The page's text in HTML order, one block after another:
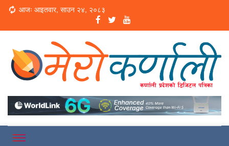
Loading...
आजः आइतवार, साउन २४, २०८३
Merokarnali